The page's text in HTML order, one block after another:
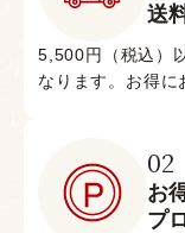
送
5,500円（税込）
なります。お得に
02
お
プ